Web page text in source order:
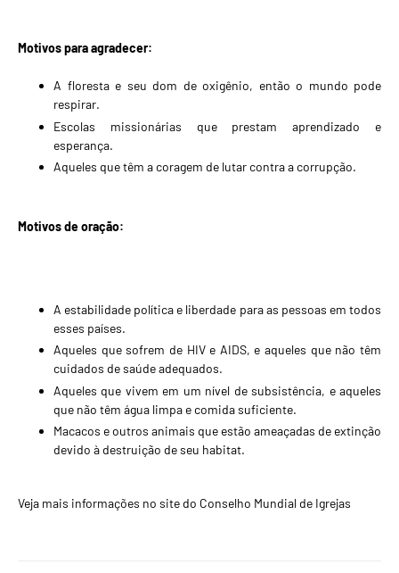
Motivos para agradecer:
A floresta e seu dom de oxigênio, então o mundo pode
respirar.
Escolas missionárias que prestam aprendizado e
esperança.
Aqueles que têm a coragem de lutar contra a corrupção.
Motivos de oração:
A estabilidade política e liberdade para as pessoas em todos
esses países.
Aqueles que sofrem de HIV e AIDS, e aqueles que não têm
cuidados de saúde adequados.
Aqueles que vivem em um nível de subsistência, e aqueles
que não têm água limpa e comida suficiente.
Macacos e outros animais que estão ameaçadas de extinção
devido à destruição de seu habitat.
Veja mais informações no site do Conselho Mundial de Igrejas